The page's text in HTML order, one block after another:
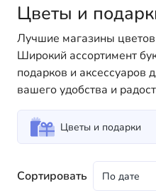
людям адаптироваться
предлагаем
физических, так и для
сделать вашу жизнь в
удобной. От
повседневной помощи — у
необходимое для
жизни в США
Цветы и
Лучшие магазины
Широкий ассортимент
подарков и аксессуаров
вашего удобства и
Цветы и подарки
Сортировать